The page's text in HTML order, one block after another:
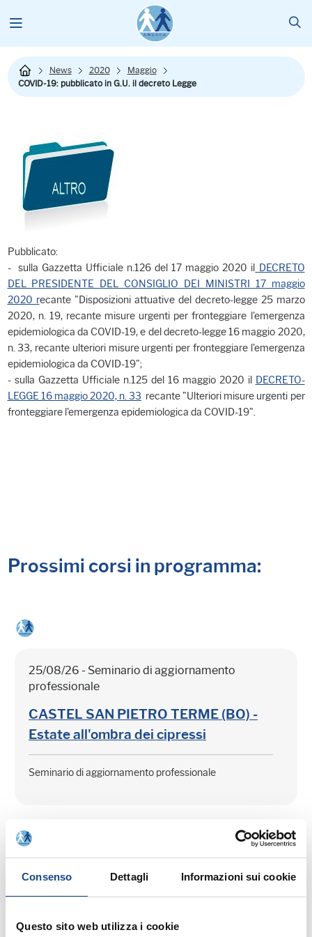
Consenso Dettagli Informazioni sui cookie
Questo sito web utilizza i cookie
News 2020
Maggio
COVID-19: pubblicato in G.U. il decreto Legge
Pubblicato:
- sulla Gazzetta Ufficiale n.126 del 17 maggio 2020 il DECRETO
DEL PRESIDENTE DEL CONSIGLIO DEI MINISTRI 17 maggio
2020 recante "Disposizioni attuative del decreto-legge 25 marzo
2020, n. 19, recante misure urgenti per fronteggiare l'emergenza
epidemiologica da COVID-19, e del decreto-legge 16 maggio 2020,
n. 33, recante ulteriori misure urgenti per fronteggiare l'emergenza
epidemiologica da COVID-19";
- sulla Gazzetta Ufficiale n.125 del 16 maggio 2020 il DECRETO-
LEGGE 16 maggio 2020, n. 33 recante "Ulteriori misure urgenti per
fronteggiare l'emergenza epidemiologica da COVID-19".
Prossimi corsi in programma:
25/08/26 - Seminario di aggiornamento
professionale
CASTEL SAN PIETRO TERME (BO) -
Estate all'ombra dei cipressi
Seminario di aggiornamento professionale
03/09/26 - Seminario di aggiornamento
CASTEL SAN PIETRO TERME (BO) -